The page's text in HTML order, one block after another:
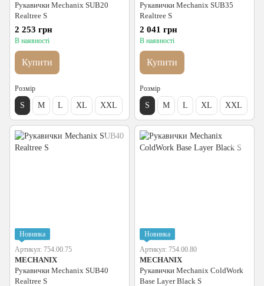
Рукавички Mechanix SUB20
Realtree S
2 253 грн
В наявності
Купити
Розмір
S M L XL XXL
Рукавички Mechanix SUB35
Realtree S
2 041 грн
В наявності
Купити
Розмір
S M L XL XXL
Новинка
Артикул: 754.00.75
MECHANIX
Рукавички Mechanix SUB40
Realtree S
Новинка
Артикул: 754.00.80
MECHANIX
Рукавички Mechanix ColdWork
Base Layer Black S